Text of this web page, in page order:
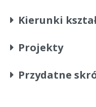
Kierunki
Projekty
Przydatne